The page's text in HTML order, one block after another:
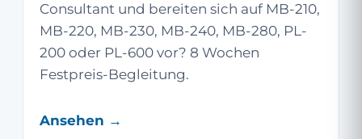
Consultant und bereiten sich auf MB-210,
MB-220, MB-230, MB-240, MB-280, PL-
200 oder PL-600 vor? 8 Wochen
Festpreis-Begleitung.
Ansehen →